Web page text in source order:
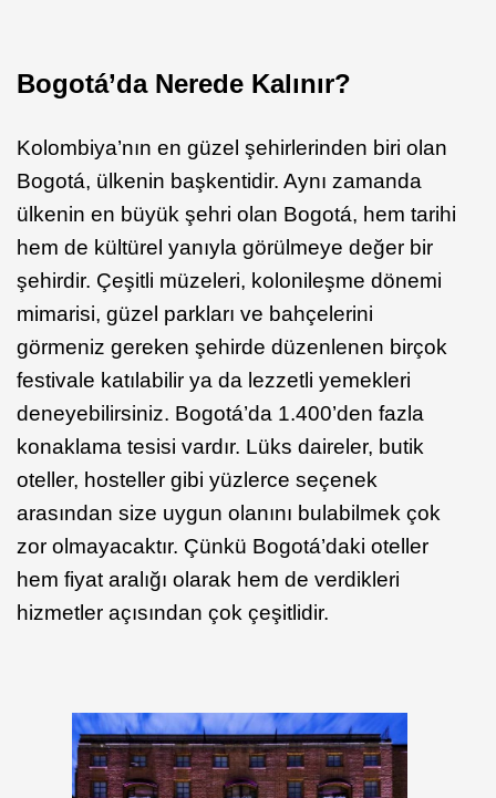
Bogotá’da Nerede Kalınır?
Kolombiya’nın en güzel şehirlerinden biri olan
Bogotá, ülkenin başkentidir. Aynı zamanda
ülkenin en büyük şehri olan Bogotá, hem tarihi
hem de kültürel yanıyla görülmeye değer bir
şehirdir. Çeşitli müzeleri, kolonileşme dönemi
mimarisi, güzel parkları ve bahçelerini
görmeniz gereken şehirde düzenlenen birçok
festivale katılabilir ya da lezzetli yemekleri
deneyebilirsiniz. Bogotá’da 1.400’den fazla
konaklama tesisi vardır. Lüks daireler, butik
oteller, hosteller gibi yüzlerce seçenek
arasından size uygun olanını bulabilmek çok
zor olmayacaktır. Çünkü Bogotá’daki oteller
hem fiyat aralığı olarak hem de verdikleri
hizmetler açısından çok çeşitlidir.